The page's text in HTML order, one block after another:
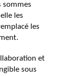
sommes
les
les
et
sous